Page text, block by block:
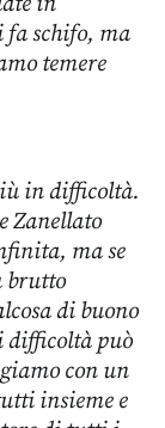
fa schifo, ma
temere
in difficoltà.
Zanellato
ma se
brutto
di buono
difficoltà può
con un
insieme e